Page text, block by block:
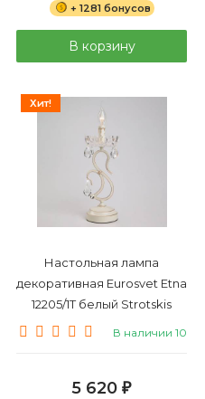
+ 1281 бонусов
В корзину
Хит!
Настольная лампа
декоративная Eurosvet Etna
12205/1T белый Strotskis
В наличии 10
5 620 ₽